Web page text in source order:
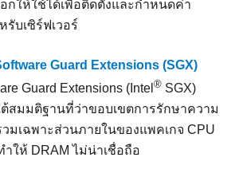
กให้ใช้ได้เพื่อติดตั้งและกำหนดค่า
รับเซิร์ฟเวอร์
Guard Extensions (SGX)
Guard Extensions (Intel ® SGX)
สมมติฐานที่ว่าขอบเขตการรักษาความ
มเฉพาะส่วนภายในของแพคเกจ CPU
ำให้ DRAM ไม่น่าเชื่อถือ